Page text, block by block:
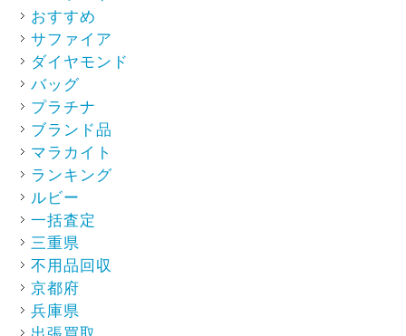
おすすめ
サファイア
ダイヤモンド
バッグ
プラチナ
ブランド品
マラカイト
ランキング
ルビー
一括査定
三重県
不用品回収
京都府
兵庫県